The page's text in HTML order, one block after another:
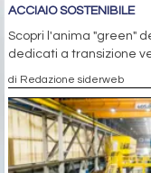
ACCIAIO SOSTENIBILE
Scopri l'anima "green"
dedicati a transizione
di Redazione siderweb